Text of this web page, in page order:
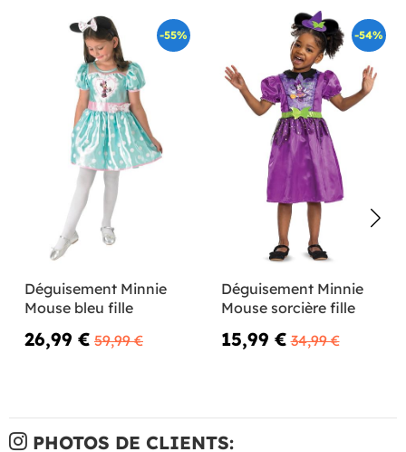
-55%
Déguisement Minnie
Mouse bleu fille
26,99 € 59,99 €
-54%
Déguisement Minnie
Mouse sorcière fille
15,99 € 34,99 €
PHOTOS DE CLIENTS: